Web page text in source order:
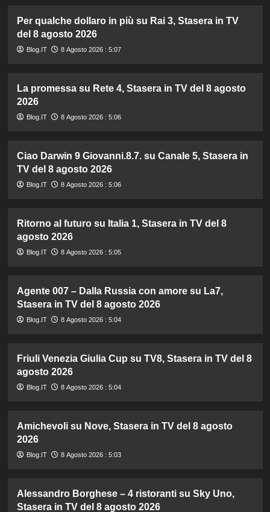
Per qualche dollaro in più su Rai 3, Stasera in TV
del 8 agosto 2026
Blog.IT 8 Agosto 2026 : 5:07
La promessa su Rete 4, Stasera in TV del 8 agosto
2026
Blog.IT 8 Agosto 2026 : 5:06
Ciao Darwin 9 Giovanni.8.7. su Canale 5, Stasera in
TV del 8 agosto 2026
Blog.IT 8 Agosto 2026 : 5:06
Ritorno al futuro su Italia 1, Stasera in TV del 8
agosto 2026
Blog.IT 8 Agosto 2026 : 5:05
Agente 007 – Dalla Russia con amore su La7,
Stasera in TV del 8 agosto 2026
Blog.IT 8 Agosto 2026 : 5:04
Friuli Venezia Giulia Cup su TV8, Stasera in TV del 8
agosto 2026
Blog.IT 8 Agosto 2026 : 5:04
Amichevoli su Nove, Stasera in TV del 8 agosto
2026
Blog.IT 8 Agosto 2026 : 5:03
Alessandro Borghese – 4 ristoranti su Sky Uno,
Stasera in TV del 8 agosto 2026